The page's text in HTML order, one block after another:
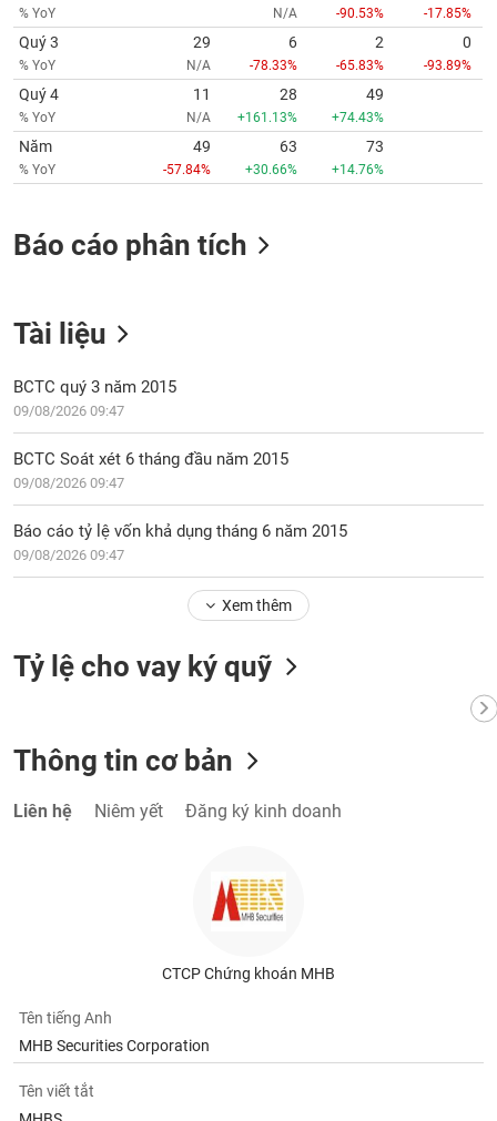
% YoY N/A -90.53% -17.85%
Quý 3
% YoY
29
N/A
6
-78.33%
2
-65.83%
0
-93.89%
Quý 4
% YoY
11
N/A
28
+161.13%
49
+74.43%
Năm
% YoY
49
-57.84%
63
+30.66%
73
+14.76%
Báo cáo phân tích
Tài liệu
BCTC quý 3 năm 2015
09/08/2026 09:47
BCTC Soát xét 6 tháng đầu năm 2015
09/08/2026 09:47
Báo cáo tỷ lệ vốn khả dụng tháng 6 năm 2015
09/08/2026 09:47
Xem thêm
Tỷ lệ cho vay ký quỹ
Thông tin cơ bản
Liên hệ Niêm yết Đăng ký kinh doanh
CTCP Chứng khoán MHB
Tên tiếng Anh
MHB Securities Corporation
Tên viết tắt
Dữ
liệu
tài
chính